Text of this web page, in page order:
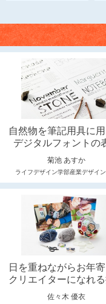
自然物を筆記用具に
デジタルフォントの
菊池 あすか
ライフデザイン学部産業デザイ
日を重ねながらお年
クリエイターになれ
佐々木 優衣